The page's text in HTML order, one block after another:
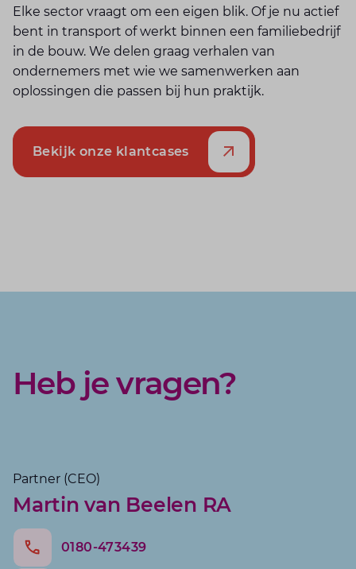
Elke sector vraagt om een eigen blik. Of je nu actief
bent in transport of werkt binnen een familiebedrijf
in de bouw. We delen graag verhalen van
ondernemers met wie we samenwerken aan
oplossingen die passen bij hun praktijk.
Bekijk onze klantcases
Heb je vragen?
Partner (CEO)
Martin van Beelen RA
0180-473439